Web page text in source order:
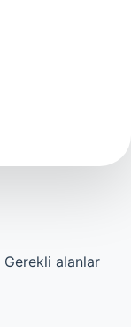
Gerekli alanlar